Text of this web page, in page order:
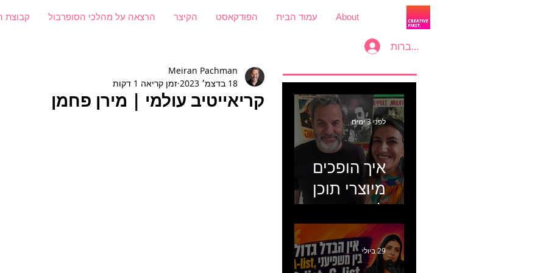
קבוצת הרצאה על מהלכי הסופרבול הקיצר הפודקאסט עמוד הבית About
להתחברות
קריאייטיב עולמי | מירן פחמן
Meiran Pachman
18 בדצמ׳ 2023
זמן קריאה 1 דקות
איך הופכים
מיוצרי תוכן
למכונת
קמפיינים? פרק
446 עם יערה
לפני 3 ימים
29 ביולי